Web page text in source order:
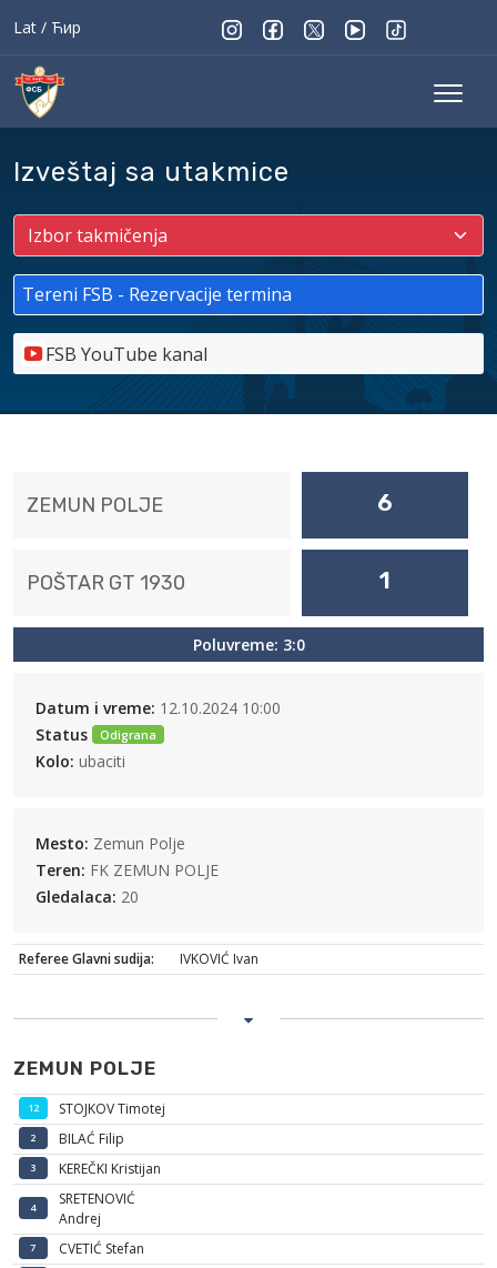
Lat / Ћир
Izveštaj sa utakmice
Tereni FSB - Rezervacije termina
FSB YouTube kanal
ZEMUN POLJE 6
POŠTAR GT 1930 1
Poluvreme: 3:0
Datum i vreme: 12.10.2024 10:00
Status
Odigrana
Kolo: ubaciti
Mesto: Zemun Polje
Teren: FK ZEMUN POLJE
Gledalaca: 20
Referee Glavni sudija: IVKOVIĆ Ivan
ZEMUN POLJE
12 STOJKOV Timotej
2 BILAĆ Filip
3 KEREČKI Kristijan
4
SRETENOVIĆ
Andrej
7 CVETIĆ Stefan